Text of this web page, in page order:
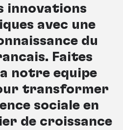
innovations
avec une
du
Faites
notre équipe
transformer
sociale en
de croissance